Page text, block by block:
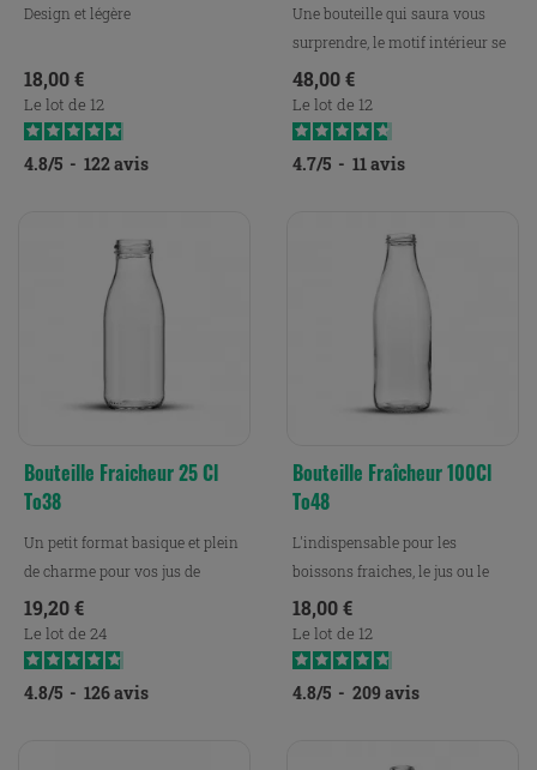
Design et légère
Prix
18,00 €
Le lot de 12
4.8/5 - 122avis
Une bouteille qui saura vous
surprendre, le motif intérieur se
révèle à la...
Prix
48,00 €
Le lot de 12
4.7/5 - 11avis
Bouteille Fraicheur 25 Cl
To38
Un petit format basique et plein
de charme pour vos jus de
fruits.
Prix
19,20 €
Le lot de 24
4.8/5 - 126avis
Bouteille Fraîcheur 100Cl
To48
L'indispensable pour les
boissons fraiches, le jus ou le
lait.
Prix
18,00 €
Le lot de 12
4.8/5 - 209 avis